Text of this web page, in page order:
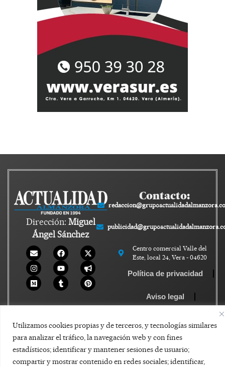
Utilizamos cookies propias y de terceros, y tecnologías similares
para analizar el tráfico, la navegación web y con fines
estadísticos; identificar y mantener sesiones de usuario;
compartir y mostrar contenido en redes sociales; identificar,
Dirección: Miguel
Ángel Sánchez
Contacto:
Centro comercial Valle del
Este, local 24, Vera - 04620
Política de privacidad
Aviso legal